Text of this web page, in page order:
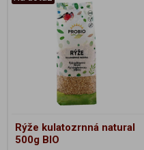
Rýže kulatozrnná natural
500g BIO